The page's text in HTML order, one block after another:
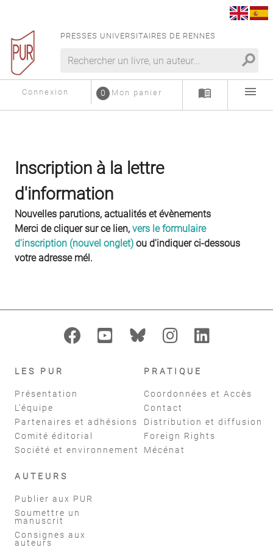
PRESSES UNIVERSITAIRES DE RENNES
search
Connexion Mon panier
0 menu_book menu
Inscription à la lettre
d'information
Nouvelles parutions, actualités et évènements
Merci de cliquer sur ce lien, vers le formulaire
d'inscription (nouvel onglet) ou d'indiquer ci-dessous
votre adresse mél.
LES PUR
Présentation
L'équipe
Partenaires et adhésions
Comité éditorial
Société et environnement
PRATIQUE
Coordonnées et Accès
Contact
Distribution et diffusion
Foreign Rights
Mécénat
AUTEURS
Publier aux PUR
Soumettre un
manuscrit
Consignes aux
auteurs